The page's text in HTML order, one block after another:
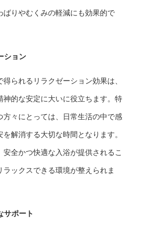
ばりやむくみの軽減にも効果的で
ション
られるリラクゼーション効果は、
神的な安定に大いに役立ちます。特
方々にとっては、日常生活の中で感
を解消する大切な時間となります。
安全かつ快適な入浴が提供されるこ
ラックスできる環境が整えられま
サポート